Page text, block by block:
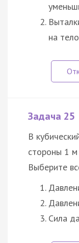
на
Задача 25
В
стороны 1 м
Выберите
Сила